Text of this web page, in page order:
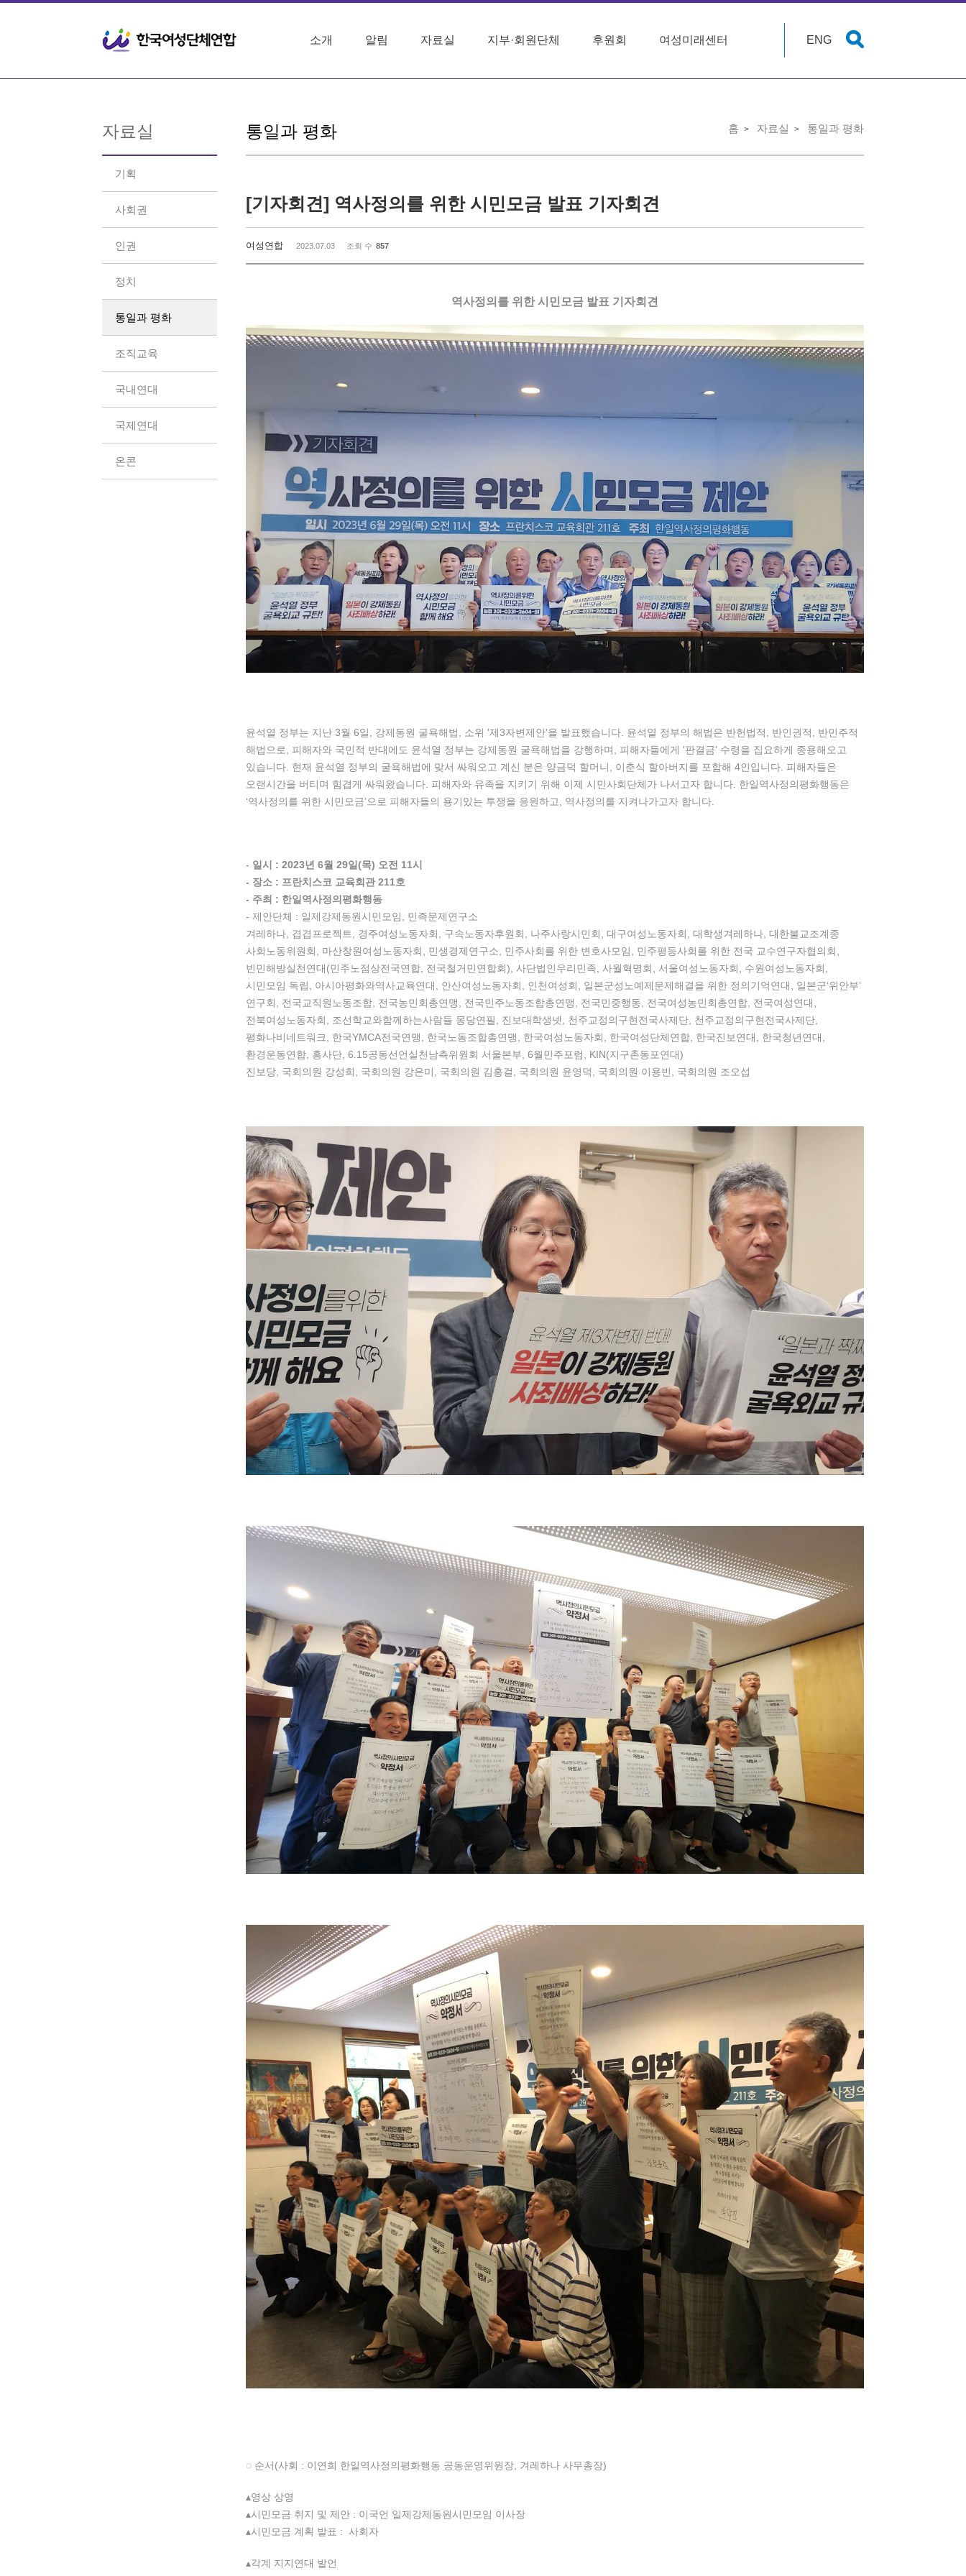
소개 알림 자료실 지부·회원단체 후원회 여성미래센터 ENG
자료실
기획
사회권
인권
정치
통일과 평화
조직교육
국내연대
국제연대
온콘
통일과 평화 홈 자료실 통일과 평화
[기자회견] 역사정의를 위한 시민모금 발표 기자회견
여성연합 2023.07.03 조회 수 857
역사정의를 위한 시민모금 발표 기자회견
윤석열 정부는 지난 3월 6일, 강제동원 굴욕해법, 소위 '제3자변제안'을 발표했습니다. 윤석열 정부의 해법은 반헌법적, 반인권적, 반민주적
해법으로, 피해자와 국민적 반대에도 윤석열 정부는 강제동원 굴욕해법을 강행하며, 피해자들에게 '판결금' 수령을 집요하게 종용해오고
있습니다. 현재 윤석열 정부의 굴욕해법에 맞서 싸워오고 계신 분은 양금덕 할머니, 이춘식 할아버지를 포함해 4인입니다. 피해자들은
오랜시간을 버티며 힘겹게 싸워왔습니다. 피해자와 유족을 지키기 위해 이제 시민사회단체가 나서고자 합니다. 한일역사정의평화행동은
‘역사정의를 위한 시민모금’으로 피해자들의 용기있는 투쟁을 응원하고, 역사정의를 지켜나가고자 합니다.
- 일시 : 2023년 6월 29일(목) 오전 11시
- 장소 : 프란치스코 교육회관 211호
- 주최 : 한일역사정의평화행동
- 제안단체 : 일제강제동원시민모임, 민족문제연구소
겨레하나, 겹겹프로젝트, 경주여성노동자회, 구속노동자후원회, 나주사랑시민회, 대구여성노동자회, 대학생겨레하나, 대한불교조계종
사회노동위원회, 마산창원여성노동자회, 민생경제연구소, 민주사회를 위한 변호사모임, 민주평등사회를 위한 전국 교수연구자협의회,
빈민해방실천연대(민주노점상전국연합, 전국철거민연합회), 사단법인우리민족, 사월혁명회, 서울여성노동자회, 수원여성노동자회,
시민모임 독립, 아시아평화와역사교육연대, 안산여성노동자회, 인천여성회, 일본군성노예제문제해결을 위한 정의기억연대, 일본군‘위안부’
연구회, 전국교직원노동조합, 전국농민회총연맹, 전국민주노동조합총연맹, 전국민중행동, 전국여성농민회총연합, 전국여성연대,
전북여성노동자회, 조선학교와함께하는사람들 몽당연필, 진보대학생넷, 천주교정의구현전국사제단, 천주교정의구현전국사제단,
평화나비네트워크, 한국YMCA전국연맹, 한국노동조합총연맹, 한국여성노동자회, 한국여성단체연합, 한국진보연대, 한국청년연대,
환경운동연합, 흥사단, 6.15공동선언실천남측위원회 서울본부, 6월민주포럼, KIN(지구촌동포연대)
진보당, 국회의원 강성희, 국회의원 강은미, 국회의원 김홍걸, 국회의원 윤영덕, 국회의원 이용빈, 국회의원 조오섭
◌ 순서(사회 : 이연희 한일역사정의평화행동 공동운영위원장, 겨레하나 사무총장)
▴영상 상영
▴시민모금 취지 및 제안 : 이국언 일제강제동원시민모임 이사장
▴시민모금 계획 발표 : 사회자
▴각계 지지연대 발언